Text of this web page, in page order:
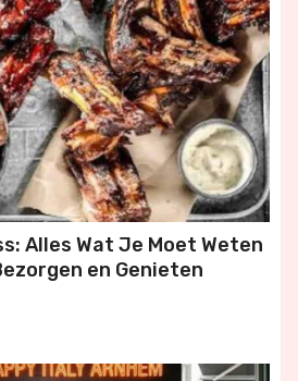
Alles Wat Je Moet Weten
en Genieten